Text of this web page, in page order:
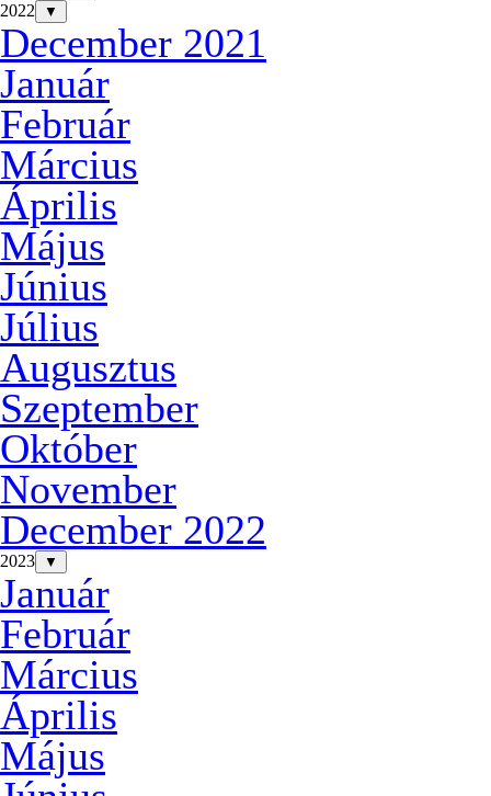
2022 ▼
December 2021
Január
Február
Március
Április
Május
Június
Július
Augusztus
Szeptember
Október
November
December 2022
2023 ▼
Január
Február
Március
Április
Május